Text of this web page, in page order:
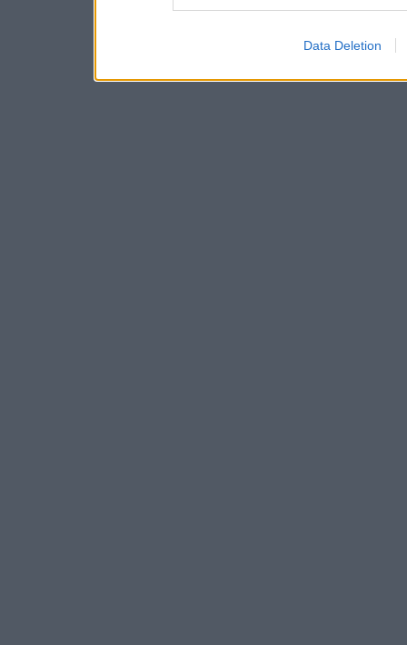
Data Deletion